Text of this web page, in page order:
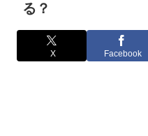
る？
X Facebook